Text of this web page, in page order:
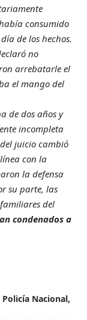
consumido
de los hechos.
no
arrebatarle el
el mango del
de dos años y
incompleta
juicio cambió
con la
la defensa
su parte, las
del
condenados a
Policía Nacional,